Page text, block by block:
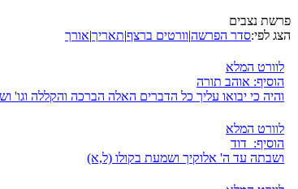
פרשת נצבים
הצג לפי:סדר הפרשה|וורטים ברצף|תאריך|אורך
לוורט המלא
הוסיף: אוהב תורה
והיה כי יבואו עליך כל הדברים האלה הברכה והקללה וגו'
לוורט המלא
הוסיף: דוד
ושבתה עד ה' אלוקיך ושמעת בקולו (ל,א)